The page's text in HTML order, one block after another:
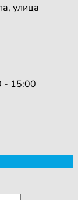
улица
- 15:00